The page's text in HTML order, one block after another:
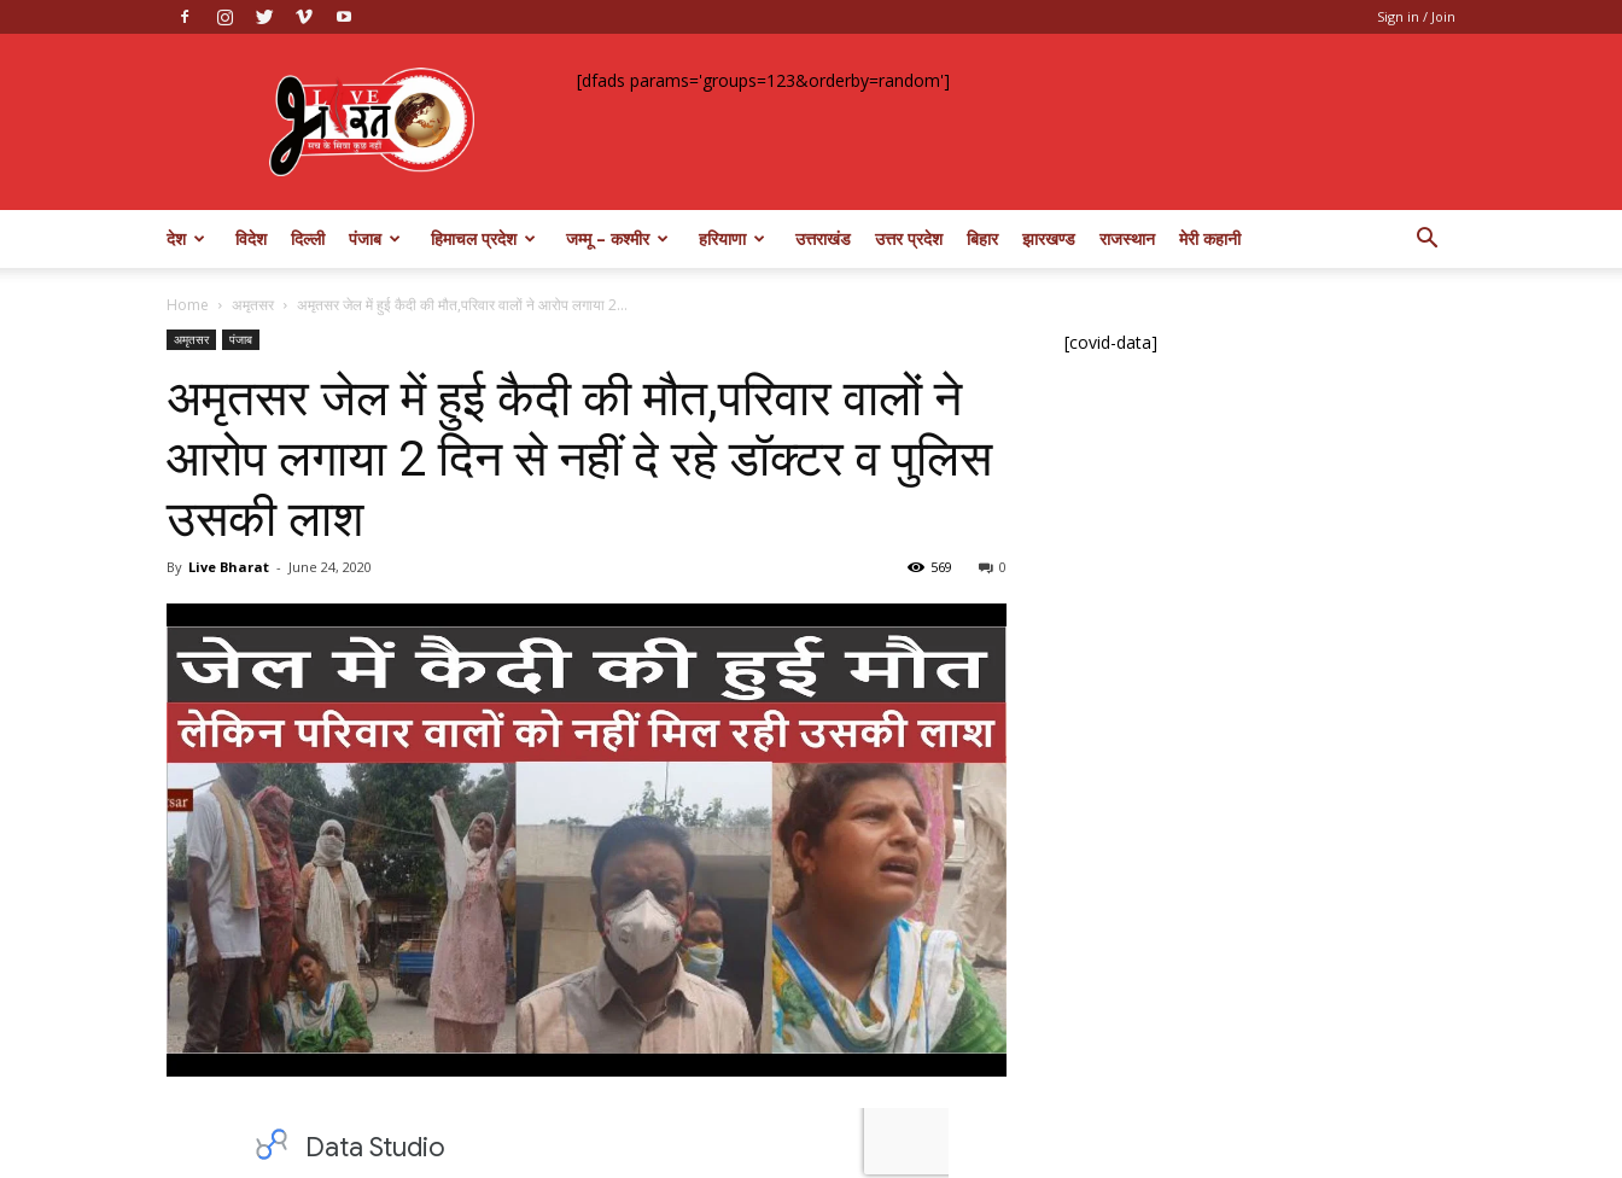
Sign in / Join
Live
Bharat
[dfads params='groups=123&orderby=random']
देश विदेश दिल्ली पंजाब हिमाचल प्रदेश जम्मू – कश्मीर हरियाणा उत्तराखंड उत्तर प्रदेश बिहार झारखण्ड राजस्थान मेरी कहानी
Home अमृतसर अमृतसर जेल में हुई कैदी की मौत,परिवार वालों ने आरोप लगाया 2...
अमृतसर पंजाब
अमृतसर जेल में हुई कैदी की मौत,परिवार वालों ने
आरोप लगाया 2 दिन से नहीं दे रहे डॉक्टर व पुलिस
उसकी लाश
By Live Bharat - June 24, 2020 0
569
[covid-data]